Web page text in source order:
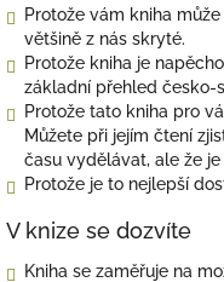
Protože vám kniha
většině z nás skryté.
Protože kniha je
základní přehled česko-
Protože tato kniha pro
Můžete při jejím čtení
času vydělávat, ale že je
Protože je to nejlepší
V knize se dozvíte
Kniha se zaměřuje na